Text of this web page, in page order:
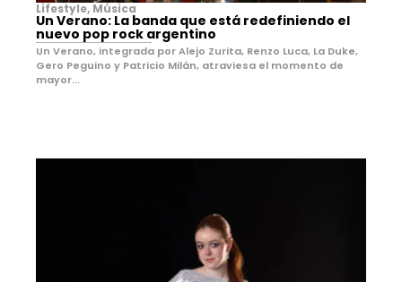
Lifestyle, Música
Un Verano: La banda que está redefiniendo el
nuevo pop rock argentino
Un Verano, integrada por Alejo Zurita, Renzo Luca, La Duke,
Gero Peguino y Patricio Milán, atraviesa el momento de
mayor...